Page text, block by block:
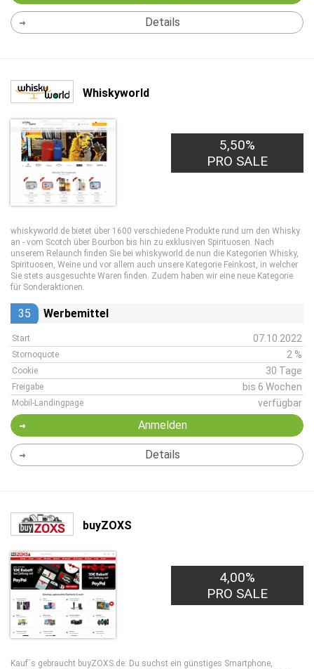
Details
Whiskyworld
5,50%
PRO SALE
whiskyworld.de bietet über 1600 verschiedene Produkte rund um den Whisky
an - vom Scotch über Bourbon bis hin zu exklusiven Spirituosen. Nach
unserem Relaunch finden Sie bei whiskyworld.de nun die Kategorien Whisky,
Spirituosen, Weine und vor allem auch unsere Kategorie Feinkost, in welcher
Sie stets ausgesuchte Waren finden. Zudem haben wir eine neue Kategorie
für Sonderaktionen.
35 Werbemittel
Start 07.10.2022
Stornoquote 2 %
Cookie 30 Tage
Freigabe bis 6 Wochen
Mobil-Landingpage verfügbar
Anmelden
Details
buyZOXS
4,00%
PRO SALE
Kauf´s gebraucht buyZOXS.de: Du suchst ein günstiges Smartphone,